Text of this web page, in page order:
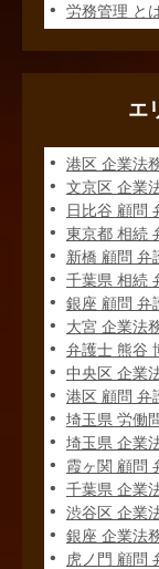
労務管理 と
エ
港区 企業法
文京区 企業
日比谷 顧問
東京都 相続
新橋 顧問 弁
千葉県 相続
銀座 顧問 弁
大宮 企業法
弁護士 熊谷
中央区 企業
港区 顧問 弁
埼玉県 労働
埼玉県 企業
霞ヶ関 顧問
千葉県 企業
渋谷区 企業
銀座 企業法
虎ノ門 顧問